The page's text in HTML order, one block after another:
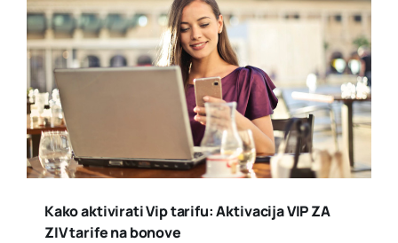
Kako aktivirati Vip tarifu: Aktivacija VIP ZA
ZIV tarife na bonove